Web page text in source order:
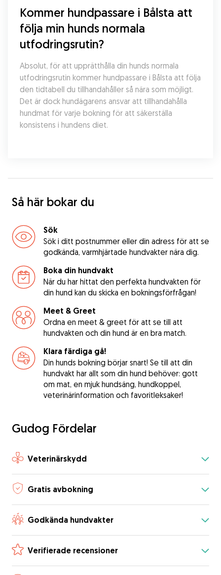
Kommer hundpassare i Bålsta att
följa min hunds normala
utfodringsrutin?
Absolut, för att upprätthålla din hunds normala
utfodringsrutin kommer hundpassare i Bålsta att följa
den tidtabell du tillhandahåller så nära som möjligt.
Det är dock hundägarens ansvar att tillhandahålla
hundmat för varje bokning för att säkerställa
konsistens i hundens diet.
Så här bokar du
Sök
Sök i ditt postnummer eller din adress för att se
godkända, varmhjärtade hundvakter nära dig.
Boka din hundvakt
När du har hittat den perfekta hundvakten för
din hund kan du skicka en bokningsförfrågan!
Meet & Greet
Ordna en meet & greet för att se till att
hundvakten och din hund är en bra match.
Klara färdiga gå!
Din hunds bokning börjar snart! Se till att din
hundvakt har allt som din hund behöver: gott
om mat, en mjuk hundsäng, hundkoppel,
veterinärinformation och favoritleksaker!
Gudog Fördelar
Veterinärskydd
Gratis avbokning
Godkända hundvakter
Verifierade recensioner